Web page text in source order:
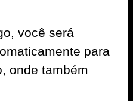
você será
para
onde também